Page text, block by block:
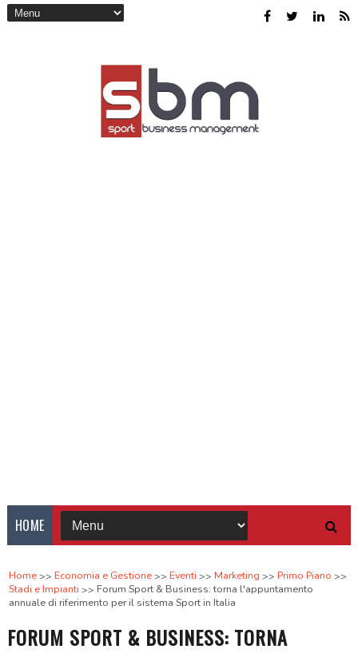
HOME
Home Economia e Gestione Eventi Marketing
Primo Piano
Stadi e Impianti
Forum Sport & Business: torna l'appuntamento
annuale di riferimento per il sistema Sport in Italia
FORUM SPORT & BUSINESS: TORNA